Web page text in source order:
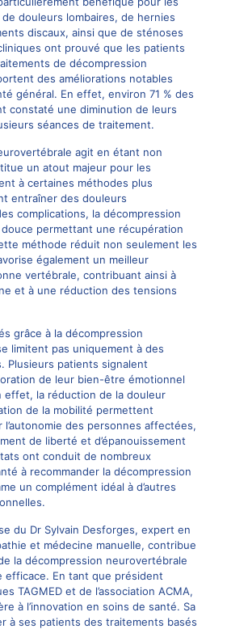
douleurs lombaires, de hernies
discaux, ainsi que de sténoses
ont prouvé que les patients
de décompression
des améliorations notables
général. En effet, environ 71 % des
constaté une diminution de leurs
séances de traitement.
agit en étant non
un atout majeur pour les
à certaines méthodes plus
entraîner des douleurs
complications, la décompression
permettant une récupération
méthode réduit non seulement les
également un meilleur
vertébrale, contribuant ainsi à
et à une réduction des tensions
grâce à la décompression
limitent pas uniquement à des
Plusieurs patients signalent
de leur bien-être émotionnel
effet, la réduction de la douleur
de la mobilité permettent
des personnes affectées,
de liberté et d’épanouissement
ont conduit de nombreux
à recommander la décompression
un complément idéal à d’autres
du Dr Sylvain Desforges, expert en
et médecine manuelle, contribue
la décompression neurovertébrale
efficace. En tant que président
TAGMED et de l’association ACMA,
à l’innovation en soins de santé. Sa
à ses patients des traitements basés